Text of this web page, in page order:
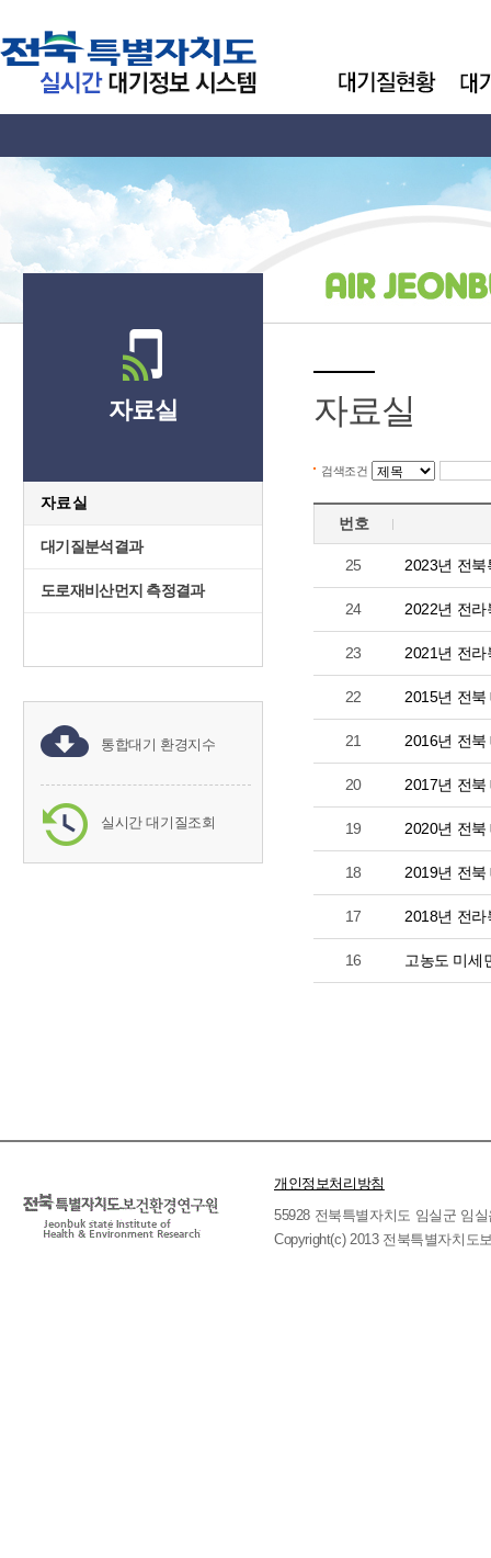
자료실
자료실
대기질분석결과
도로재비산먼지 측정결과
통합대기 환경지수
실시간 대기질조회
자료실
검색조건
번호
25 2023년 전
24 2022년 전
23 2021년 전
22 2015년 전
21 2016년 전
20 2017년 전
19 2020년 전
18 2019년 전
17 2018년 전
16 고농도 미세
개인정보처리방침
55928 전북특별자치도 임실군 임
Copyright(c) 2013 전북특별자치도